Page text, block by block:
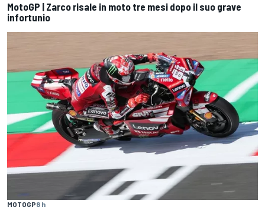
MotoGP | Zarco risale in moto tre mesi dopo il suo grave
infortunio
MOTOGP8 h